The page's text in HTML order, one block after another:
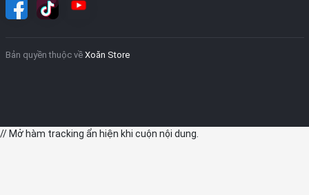
Bản quyền thuộc về Xoăn Store
// Mở hàm tracking ẩn hiện khi cuộn nội dung.